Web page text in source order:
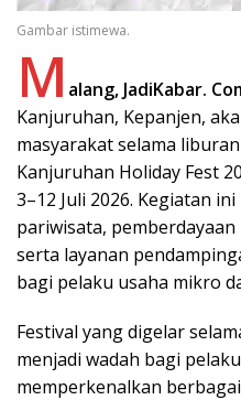
Gambar istimewa.
M alang, JadiKabar.
Kanjuruhan, Kepanjen,
masyarakat selama
Kanjuruhan Holiday Fest
3–12 Juli 2026. Kegiatan
pariwisata,
serta layanan
bagi pelaku usaha mikro
Festival yang digelar
menjadi wadah bagi
memperkenalkan